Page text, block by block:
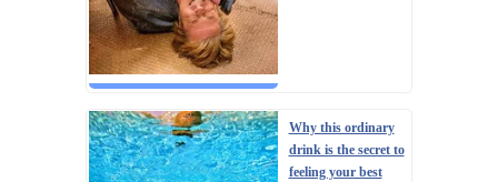
Why this ordinary
drink is the secret to
feeling your best